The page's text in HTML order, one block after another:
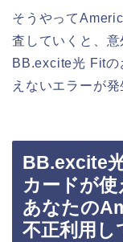
そうやって
査していくと、
BB.excite光 Fit
えないエラーが
BB.excite
カードが
あなたの
不正利用し